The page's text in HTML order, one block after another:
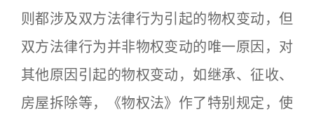
则都涉及双方法律行为引起的物权变动，但
双方法律行为并非物权变动的唯一原因，对
其他原因引起的物权变动，如继承、征收、
房屋拆除等，《物权法》作了特别规定，使